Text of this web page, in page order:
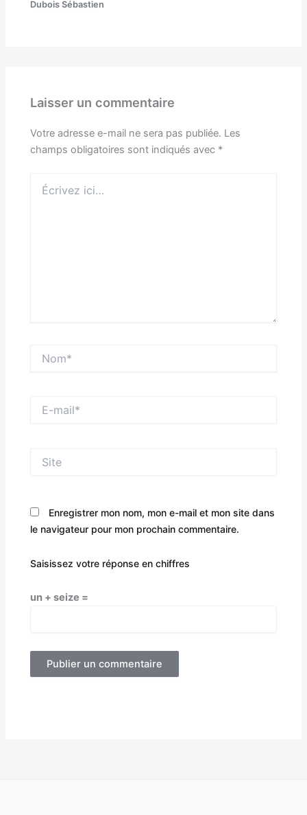
Dubois Sébastien
Laisser un commentaire
Votre adresse e-mail ne sera pas publiée. Les
champs obligatoires sont indiqués avec *
ici…
mail*
Enregistrer mon nom, mon e-mail et mon site dans
le navigateur pour mon prochain commentaire.
Saisissez votre réponse en chiffres
un + seize =